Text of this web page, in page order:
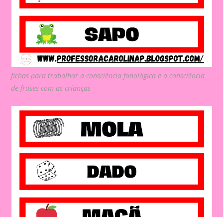
fichas para trabalhar a consciência fonológica e a consciência
de frases com as crianças